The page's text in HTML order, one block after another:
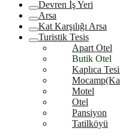
Devren İş Yeri
Arsa
Kat Karşılığı Arsa
Turistik Tesis
Apart Otel
Butik Otel
Kaplıca
Motel
Otel
Pansiyon
Tatilköyü